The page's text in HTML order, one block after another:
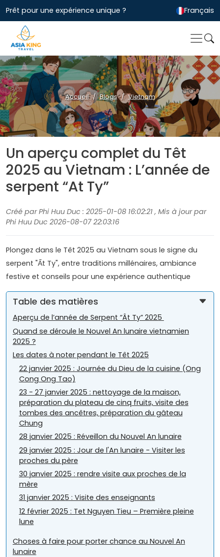
Prêt pour une expérience unique ? Français
Accueil Blogs Vietnam
Un aperçu complet du Têt
2025 au Vietnam : L’année de
serpent “At Ty”
Créé par Phi Huu Duc : 2025-01-08 16:02:21 , Mis à jour par
Phi Huu Duc 2026-08-07 22:03:16
Plongez dans le Têt 2025 au Vietnam sous le signe du
serpent "Ất Ty", entre traditions millénaires, ambiance
festive et conseils pour une expérience authentique
Table des matières
Aperçu de l’année de Serpent “Ât Ty” 2025
Quand se déroule le Nouvel An lunaire vietnamien
2025 ?
Les dates à noter pendant le Têt 2025
22 janvier 2025 : Journée du Dieu de la cuisine (Ong
Cong Ong Tao)
23 - 27 janvier 2025 : nettoyage de la maison,
préparation du plateau de cinq fruits, visite des
tombes des ancêtres, préparation du gâteau
Chung
28 janvier 2025 : Réveillon du Nouvel An lunaire
29 janvier 2025 : Jour de l'An lunaire - Visiter les
proches du père
30 janvier 2025 : rendre visite aux proches de la
mère
31 janvier 2025 : Visite des enseignants
12 février 2025 : Tet Nguyen Tieu – Première pleine
lune
Choses à faire pour porter chance au Nouvel An
lunaire